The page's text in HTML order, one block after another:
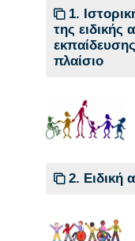
1.
της ειδικής
εκπαίδευσης θεσμικό
πλαίσιο
2. Ειδική